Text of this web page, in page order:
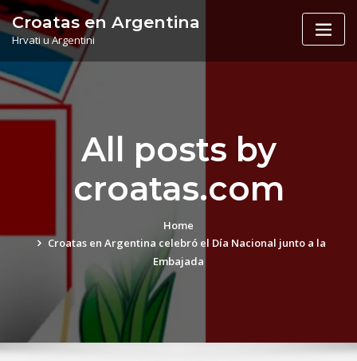
Skip
to
content
Croatas en Argentina
Hrvati u Argentini
All posts by
croatas.com
Home
Croatas en Argentina celebró el Día Nacional junto a la
Embajada